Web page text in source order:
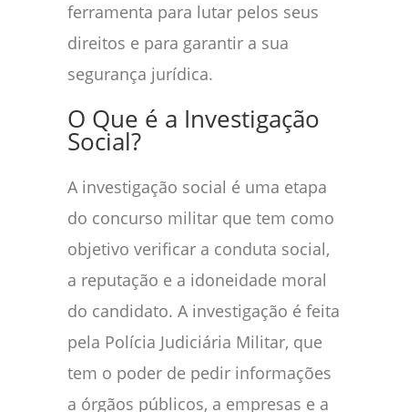
ferramenta para lutar pelos seus
direitos e para garantir a sua
segurança jurídica.
O Que é a Investigação
Social?
A investigação social é uma etapa
do concurso militar que tem como
objetivo verificar a conduta social,
a reputação e a idoneidade moral
do candidato. A investigação é feita
pela Polícia Judiciária Militar, que
tem o poder de pedir informações
a órgãos públicos, a empresas e a